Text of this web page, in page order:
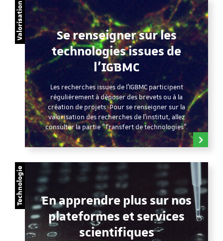
Valorisation
Se renseigner sur les
technologies issues de
l'IGBMC
Les recherches issues de l'IGBMC participent
régulièrement à déposer des brevets ou à la
création de projets. Pour se renseigner sur la
valorisation des recherches de l'institut, allez
consulter la partie "Transfert de technologies".
Technologie
En apprendre plus sur nos
plateformes et services
scientifiques